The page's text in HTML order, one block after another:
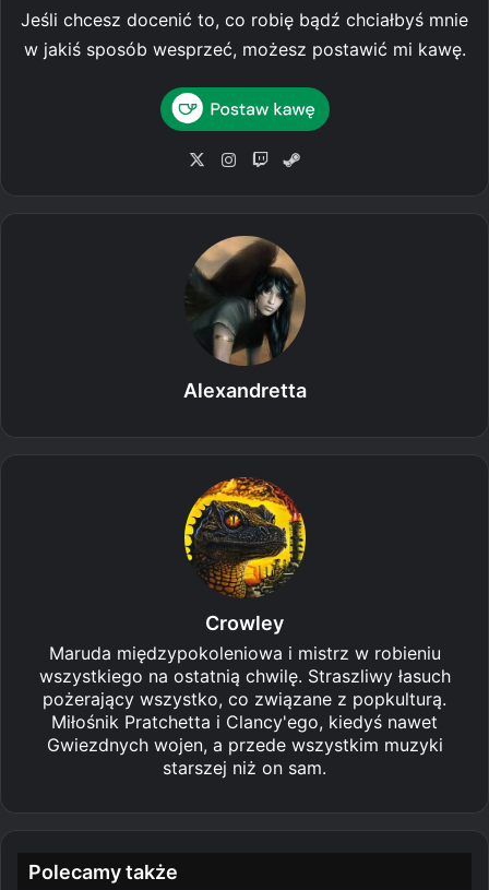
Jeśli chcesz docenić to, co robię bądź chciałbyś mnie
w jakiś sposób wesprzeć, możesz postawić mi kawę.
X
Ins
m
Tw
Alexandretta
Crowley
Maruda międzypokoleniowa i mistrz w robieniu
wszystkiego na ostatnią chwilę. Straszliwy łasuch
pożerający wszystko, co związane z popkulturą.
Miłośnik Pratchetta i Clancy'ego, kiedyś nawet
Gwiezdnych wojen, a przede wszystkim muzyki
starszej niż on sam.
Polecamy także